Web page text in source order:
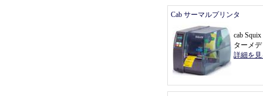
Cab サーマルプリンタ
cab
ターメ
詳細を